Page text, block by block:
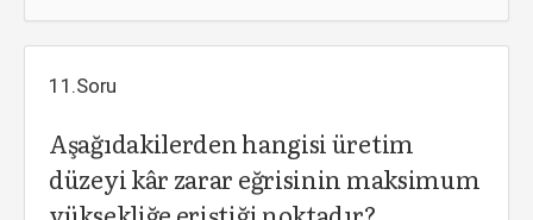
11.Soru
Aşağıdakilerden hangisi üretim
düzeyi kâr zarar eğrisinin maksimum